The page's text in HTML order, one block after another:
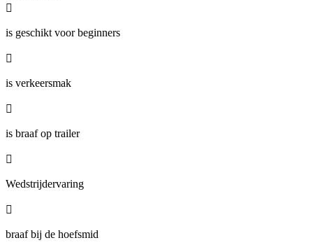

is geschikt voor beginners

is verkeersmak

is braaf op trailer

Wedstrijdervaring

braaf bij de hoefsmid